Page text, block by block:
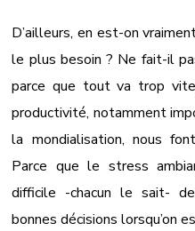
D’ailleurs, en est-on
le plus besoin ? Ne fait-il
parce que tout va trop
productivité, notamment
la mondialisation, nous
Parce que le stress
difficile -chacun le sait-
bonnes décisions lorsqu’on